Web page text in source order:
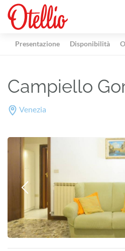
Presentazione Disponibilità
Campiello
Venezia